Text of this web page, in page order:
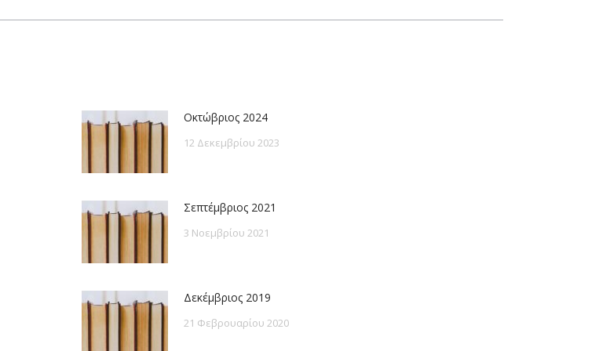
Οκτώβριος 2024
12 Δεκεμβρίου 2023
Σεπτέμβριος 2021
3 Νοεμβρίου 2021
Δεκέμβριος 2019
21 Φεβρουαρίου 2020